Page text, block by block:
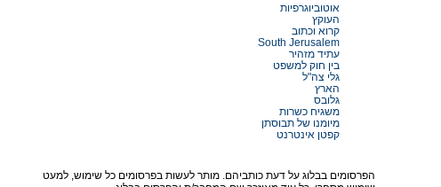
אוטוביוגרפיות
העוקץ
קרוא וכתוב
South Jerusalem
עתיד מזהיר
בין חוק למשפט
גלי צה"ל
הארץ
גלובס
משגיח כשרות
מיומנו של תבוסתן
קפטן אינטרנט
הפרסומים בבלוג על דעת כותביהם. מותר לעשות בפרסומים כל שימוש, למעט